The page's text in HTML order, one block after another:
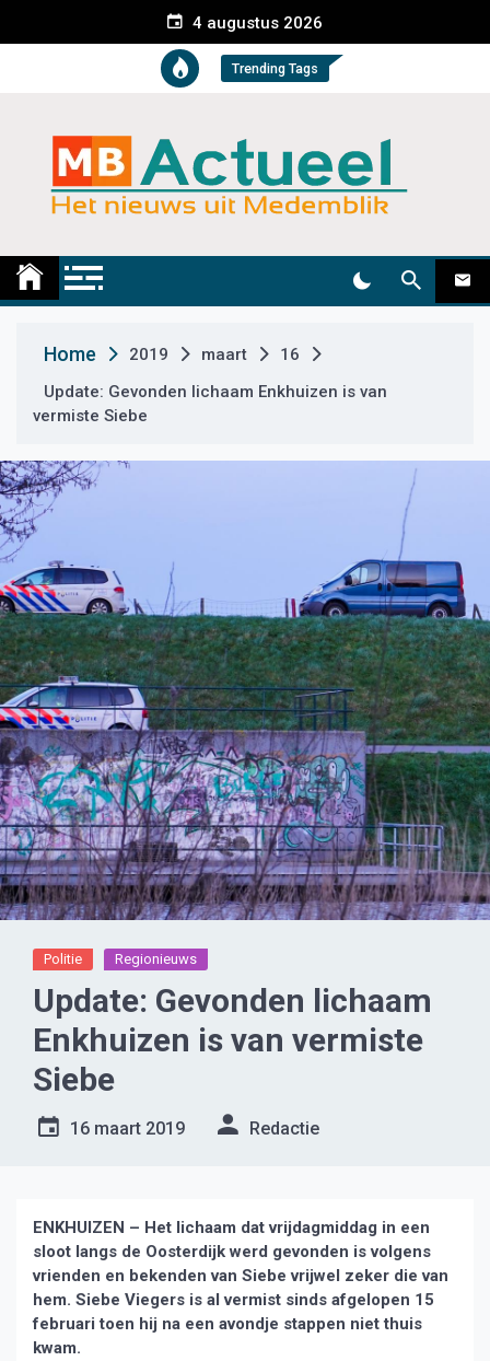
e
t
4 augustus 2026
Trending Tags
Medemblik Actueel
Home 2019 maart
16
Update: Gevonden lichaam Enkhuizen is van
vermiste Siebe
Politie Regionieuws
Update: Gevonden lichaam
Enkhuizen is van vermiste
Siebe
16 maart 2019 Redactie
ENKHUIZEN – Het lichaam dat vrijdagmiddag in een
sloot langs de Oosterdijk werd gevonden is volgens
vrienden en bekenden van Siebe vrijwel zeker die van
hem. Siebe Viegers is al vermist sinds afgelopen 15
februari toen hij na een avondje stappen niet thuis
kwam.